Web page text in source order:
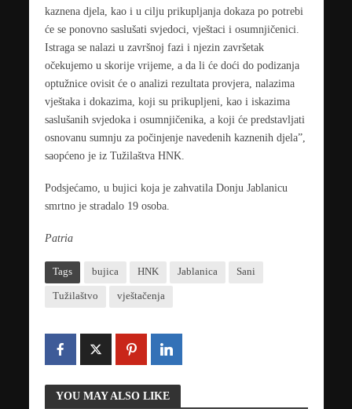
kaznena djela, kao i u cilju prikupljanja dokaza po potrebi
će se ponovno saslušati svjedoci, vještaci i osumnjičenici.
Istraga se nalazi u završnoj fazi i njezin završetak
očekujemo u skorije vrijeme, a da li će doći do podizanja
optužnice ovisit će o analizi rezultata provjera, nalazima
vještaka i dokazima, koji su prikupljeni, kao i iskazima
saslušanih svjedoka i osumnjičenika, a koji će predstavljati
osnovanu sumnju za počinjenje navedenih kaznenih djela”,
saopćeno je iz Tužilaštva HNK.
Podsjećamo, u bujici koja je zahvatila Donju Jablanicu
smrtno je stradalo 19 osoba.
Patria
Tags bujica HNK Jablanica Sani
Tužilaštvo vještačenja
YOU MAY ALSO LIKE